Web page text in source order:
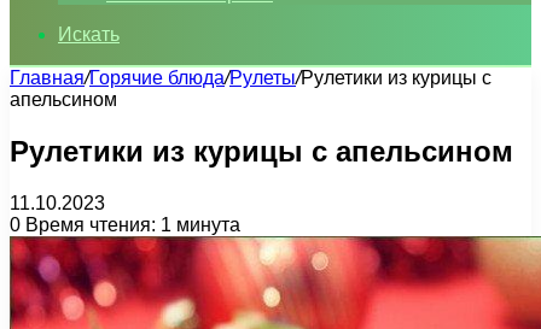
Искать
Главная/Горячие блюда/Рулеты/Рулетики из курицы с
апельсином
Рулетики из курицы с апельсином
11.10.2023
0 Время чтения: 1 минута